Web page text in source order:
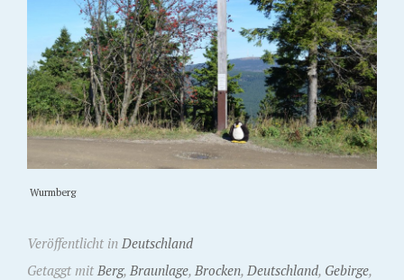
Wurmberg
Veröffentlicht in Deutschland
Getaggt mit Berg, Braunlage, Brocken, Deutschland, Gebirge,